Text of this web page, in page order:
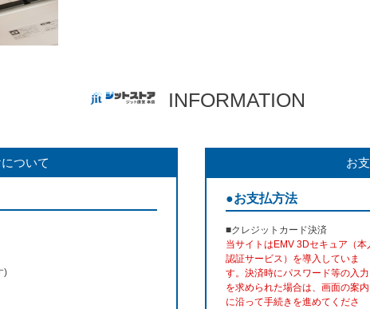
INFORMATION
ついて
)
お
●お支払方法
■クレジットカード決済
当サイトはEMV 3Dセキュア（本
認証サービス）を導入していま
す。決済時にパスワード等の入力
を求められた場合は、画面の案内
に沿って手続きを進めてくださ